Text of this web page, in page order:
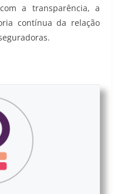
a transparência, a
contínua da relação